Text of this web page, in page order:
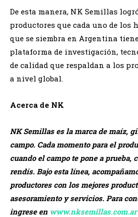
De esta manera, NK Semillas
productores que cada uno de los
que se siembra en Argentina
plataforma de investigación,
de calidad que respaldan a los
a nivel global.
Acerca de NK
NK Semillas es la marca de maíz,
campo. Cada momento para el
cuando el campo te pone a prueba,
rendís. Bajo esta línea,
productores con los mejores
asesoramiento y servicios. Para
ingrese en www.nksemillas.com.ar